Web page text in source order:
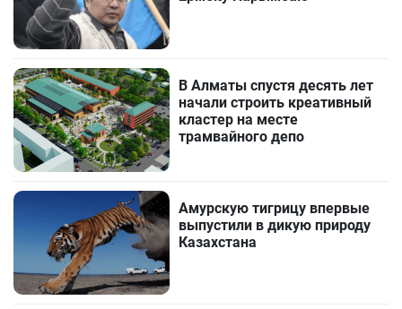
В Алматы спустя десять лет
начали строить креативный
кластер на месте
трамвайного депо
Амурскую тигрицу впервые
выпустили в дикую природу
Казахстана